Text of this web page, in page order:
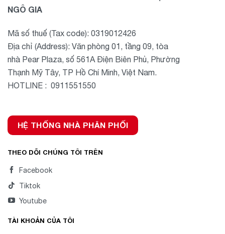
NGÔ GIA
Mã số thuế (Tax code): 0319012426
Địa chỉ (Address): Văn phòng 01, tầng 09, tòa
nhà Pear Plaza, số 561A Điện Biên Phủ, Phường
Thạnh Mỹ Tây, TP Hồ Chí Minh, Việt Nam.
HOTLINE : 0911551550
HỆ THỐNG NHÀ PHÂN PHỐI
THEO DÕI CHÚNG TÔI TRÊN
Facebook
Tiktok
Youtube
TÀI KHOẢN CỦA TÔI